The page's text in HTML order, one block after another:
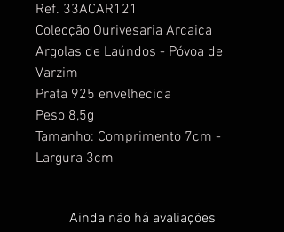
Ref. 33ACAR121
Colecção Ourivesaria Arcaica
Argolas de Laúndos - Póvoa de
Varzim
Prata 925 envelhecida
Peso 8,5g
Tamanho: Comprimento 7cm -
Largura 3cm
Ainda não há avaliações